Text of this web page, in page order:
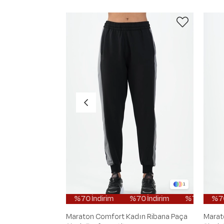
1
%70 İndirim %70 İndirim %70 İndirim
Maraton Comfort Kadın Ribana Paça
%70